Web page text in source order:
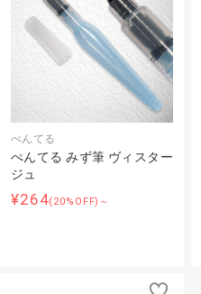
ぺんてる
ぺんてる みず筆 ヴィスター
ジュ
¥264(20%OFF)～